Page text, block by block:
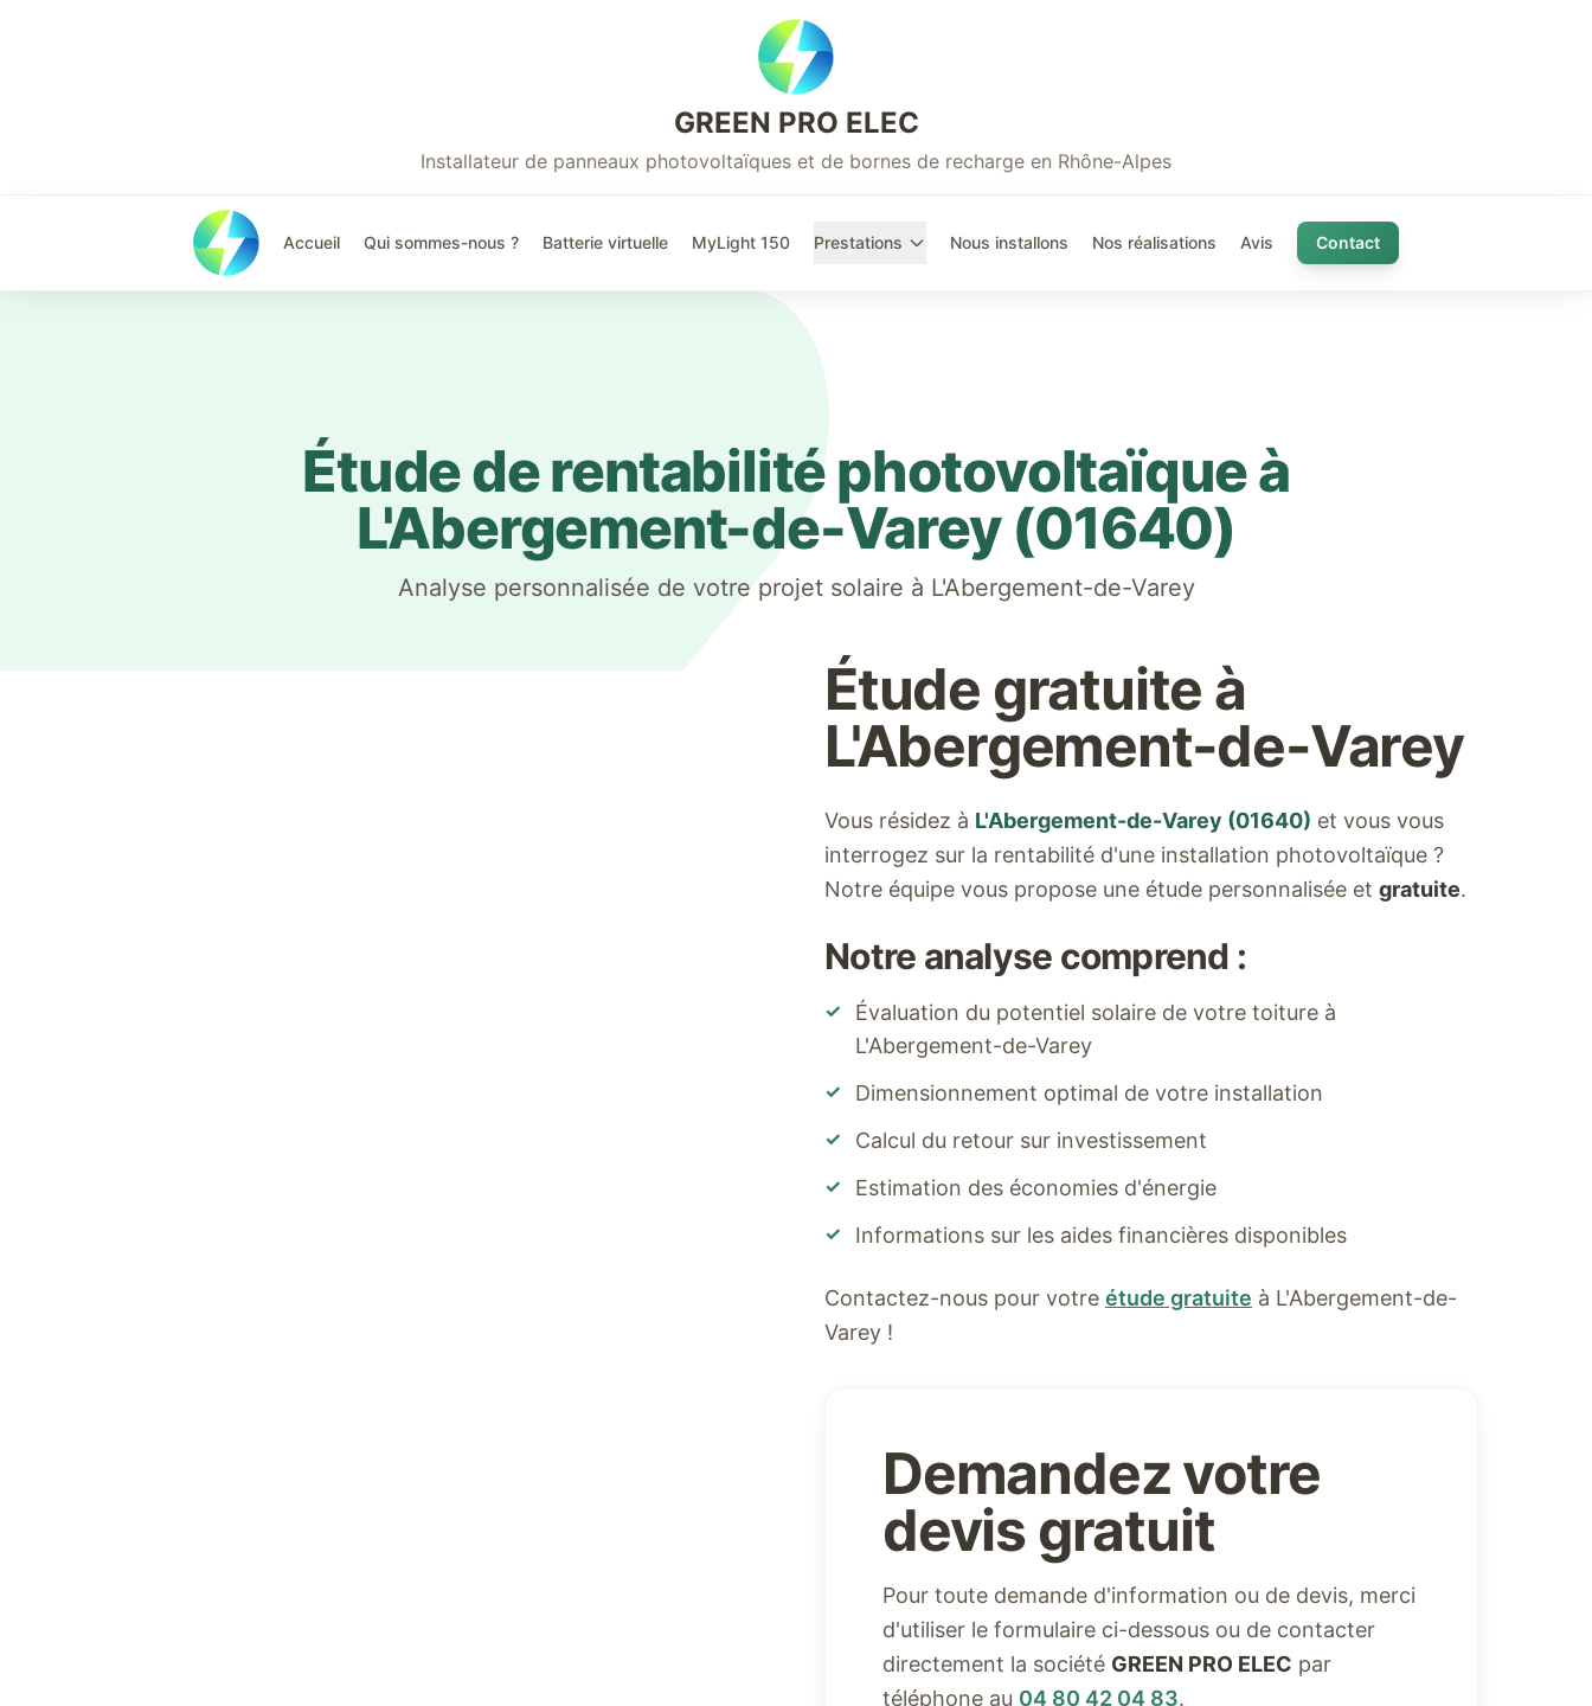
GREEN PRO ELEC
Installateur de panneaux photovoltaïques et de bornes de recharge en Rhône-Alpes
Accueil Qui sommes-nous ? Batterie virtuelle MyLight 150 Prestations Nous installons Nos réalisations Avis Contact
Étude de rentabilité photovoltaïque à
L'Abergement-de-Varey(01640)
Analyse personnalisée de votre projet solaire à L'Abergement-de-Varey
Étude gratuite à
L'Abergement-de-Varey
Vous résidez à L'Abergement-de-Varey (01640) et vous vous
interrogez sur la rentabilité d'une installation photovoltaïque ?
Notre équipe vous propose une étude personnalisée et gratuite.
Notre analyse comprend :
✓
Évaluation du potentiel solaire de votre toiture à
L'Abergement-de-Varey
✓ Dimensionnement optimal de votre installation
✓ Calcul du retour sur investissement
✓ Estimation des économies d'énergie
✓ Informations sur les aides financières disponibles
Contactez-nous pour votre étude gratuite à L'Abergement-de-
Varey !
Demandez votre
devis gratuit
Pour toute demande d'information ou de devis, merci
d'utiliser le formulaire ci-dessous ou de contacter
directement la société GREEN PRO ELEC par
téléphone au 04 80 42 04 83.